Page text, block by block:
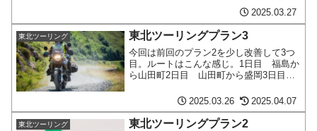
2025.03.27
東北ツーリング 東北ツーリングプラン3
今回は前回のプラン2を少し改善して3つ
目。ルートはこんな感じ。1日目 福島か
ら山田町2日目 山田町から盛岡3日目
目 つがるから男鹿半島6日目 男鹿半島
から秋田プランをするうえでだいぶ距離
感に慣れてきた～続きを読む～
2025.03.26 2025.04.07
東北ツーリング 東北ツーリングプラン2